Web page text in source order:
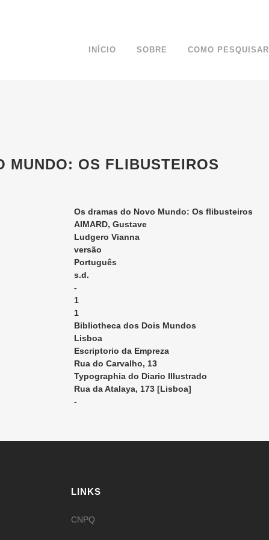
INÍCIO SOBRE COMO PESQUISAR
MUNDO: OS FLIBUSTEIROS
Os dramas do Novo Mundo: Os flibusteiros
AIMARD, Gustave
Ludgero Vianna
versão
Português
s.d.
-
1
1
Bibliotheca dos Dois Mundos
Lisboa
Escriptorio da Empreza
Rua do Carvalho, 13
Typographia do Diario Illustrado
Rua da Atalaya, 173 [Lisboa]
-
LINKS
CNPQ